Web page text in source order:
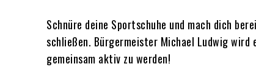
Schnüre deine Sportschuhe und mach dich
schließen. Bürgermeister Michael Ludwig
gemeinsam aktiv zu werden!